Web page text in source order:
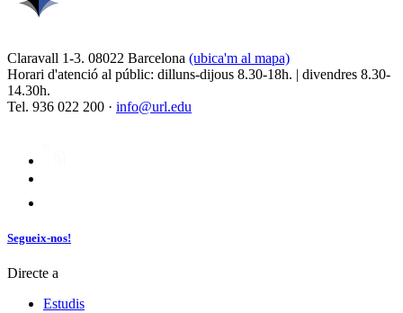
Claravall 1-3. 08022 Barcelona (ubica'm al mapa)
Horari d'atenció al públic: dilluns-dijous 8.30-18h. | divendres 8.30-
14.30h.
Tel. 936 022 200 · info@url.edu
Segueix-nos!
Directe a
Estudis